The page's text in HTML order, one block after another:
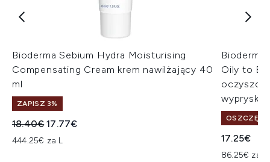
Bioderma Sebium Hydra Moisturising
Compensating Cream krem nawilżający 40
ml
ZAPISZ 3%
Sugerowana cena detaliczna:
18.40€Aktualna cena:
17.77€
444.25€ za L
Bioderma
Oily to
wypryski
OSZCZĘDŹ
17.25€
86.25€ za L